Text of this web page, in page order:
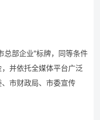
总部企业”标牌，同等条件
并依托全媒体平台广泛
市财政局、市委宣传